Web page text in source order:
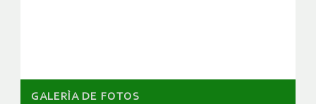
GALERÌA DE FOTOS